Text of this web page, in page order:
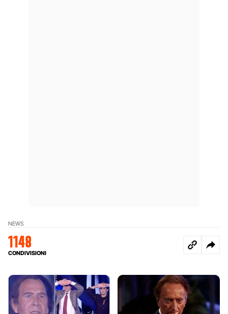
NEWS
1148
CONDIVISIONI